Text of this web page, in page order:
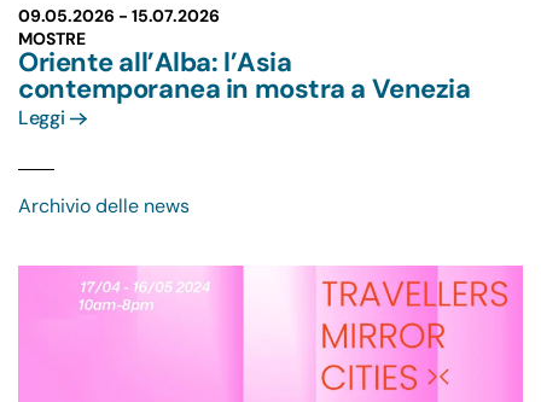
09.05.2026 - 15.07.2026
MOSTRE
Oriente all’Alba: l’Asia
contemporanea in mostra a Venezia
Leggi
Archivio delle news